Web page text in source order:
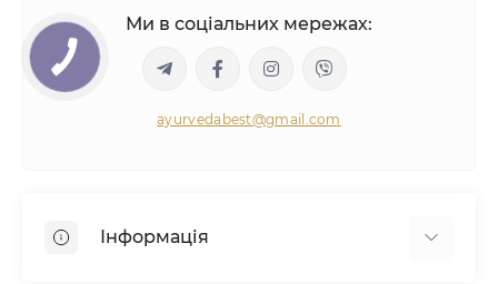
Ми в соціальних мережах:
ayurvedabest@gmail.com
Інформація